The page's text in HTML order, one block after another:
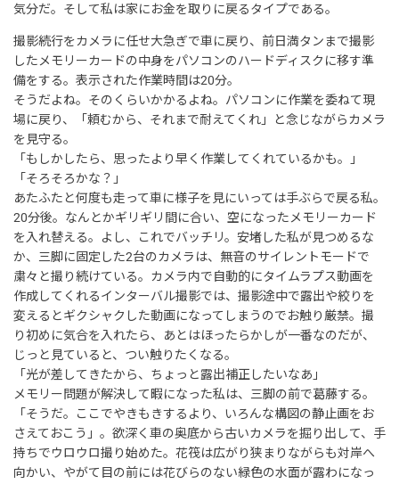
気分だ。そして私は家にお金を取りに戻るタイプである。
撮影続行をカメラに任せ大急ぎで車に戻り、前日満タンまで撮影
したメモリーカードの中身をパソコンのハードディスクに移す準
備をする。表示された作業時間は20分。
そうだよね。そのくらいかかるよね。パソコンに作業を委ねて現
場に戻り、「頼むから、それまで耐えてくれ」と念じながらカメラ
を見守る。
「もしかしたら、思ったより早く作業してくれているかも。」
「そろそろかな？」
あたふたと何度も走って車に様子を見にいっては手ぶらで戻る私。
20分後。なんとかギリギリ間に合い、空になったメモリーカード
を入れ替える。よし、これでバッチリ。安堵した私が見つめるな
か、三脚に固定した2台のカメラは、無音のサイレントモードで
粛々と撮り続けている。カメラ内で自動的にタイムラプス動画を
作成してくれるインターバル撮影では、撮影途中で露出や絞りを
変えるとギクシャクした動画になってしまうのでお触り厳禁。撮
り初めに気合を入れたら、あとはほったらかしが一番なのだが、
じっと見ていると、つい触りたくなる。
「光が差してきたから、ちょっと露出補正したいなあ」
メモリー問題が解決して暇になった私は、三脚の前で葛藤する。
「そうだ。ここでやきもきするより、いろんな構図の静止画をお
さえておこう」。欲深く車の奥底から古いカメラを掘り出して、手
持ちでウロウロ撮り始めた。花筏は広がり狭まりながらも対岸へ
向かい、やがて目の前には花びらのない緑色の水面が露わになっ